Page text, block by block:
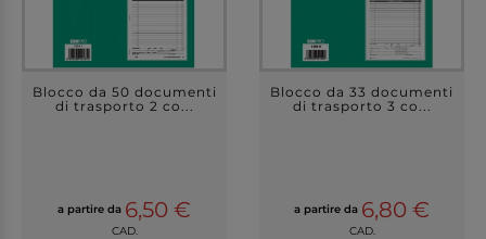
Blocco da 50 documenti
di trasporto 2 co...
a partire da 6,50 €
CAD.
Blocco da 33 documenti
di trasporto 3 co...
a partire da 6,80 €
CAD.